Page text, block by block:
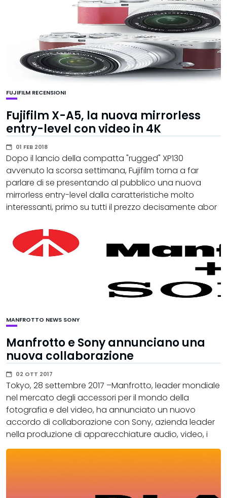
FUJIFILM RECENSIONI
Fujifilm X-A5, la nuova mirrorless
entry-level con video in 4K
01 FEB 2018
Dopo il lancio della compatta "rugged" XP130
avvenuto la scorsa settimana, Fujifilm torna a far
parlare di se presentando al pubblico una nuova
mirrorless entry-level dalla caratteristiche molto
interessanti, primo su tutti il prezzo decisamente abor
MANFROTTO NEWS SONY
Manfrotto e Sony annunciano una
nuova collaborazione
02 OTT 2017
Tokyo, 28 settembre 2017 –Manfrotto, leader mondiale
nel mercato degli accessori per il mondo della
fotografia e del video, ha annunciato un nuovo
accordo di collaborazione con Sony, azienda leader
nella produzione di apparecchiature audio, video, i